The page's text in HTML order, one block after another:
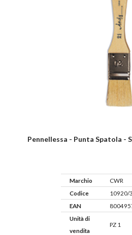
Pennellessa - Punta Spatola -
Marchio
CWR
Codice
10920/
EAN
Unità di
vendita
PZ 1